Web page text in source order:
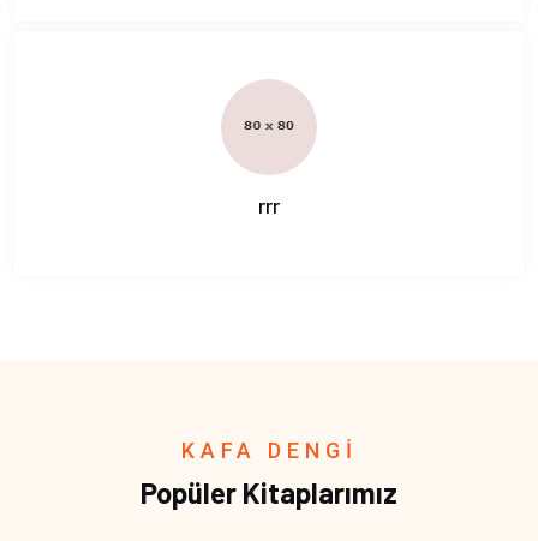
rrr
KAFA DENGİ
Popüler Kitaplarımız